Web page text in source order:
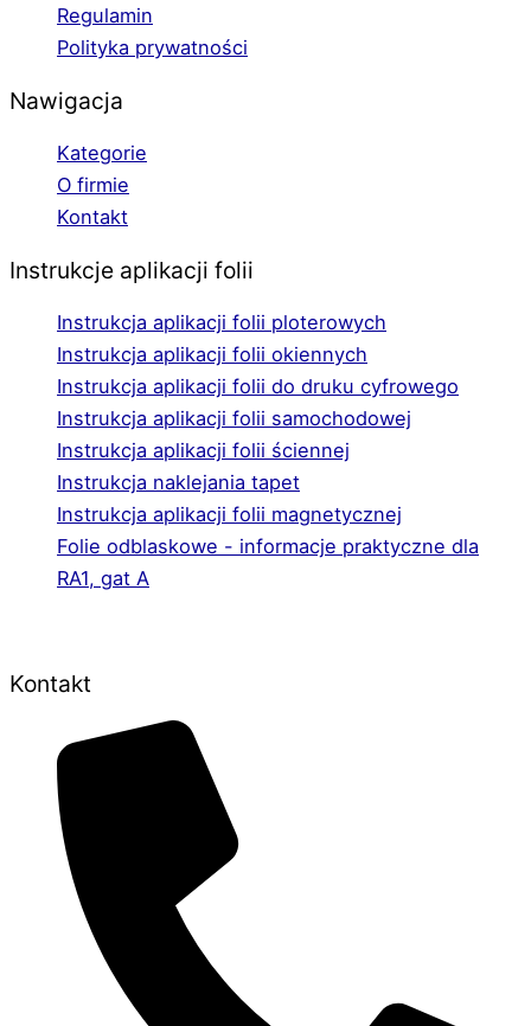
Regulamin
Polityka prywatności
Nawigacja
Kategorie
O firmie
Kontakt
Instrukcje aplikacji folii
Instrukcja aplikacji folii ploterowych
Instrukcja aplikacji folii okiennych
Instrukcja aplikacji folii do druku cyfrowego
Instrukcja aplikacji folii samochodowej
Instrukcja aplikacji folii ściennej
Instrukcja naklejania tapet
Instrukcja aplikacji folii magnetycznej
Folie odblaskowe - informacje praktyczne dla
RA1, gat A
Kontakt